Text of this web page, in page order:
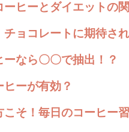
ヒーとダイエットの
ョコレートに期待さ
なら〇〇で抽出！？
ーが有効？
そ！毎日のコーヒー